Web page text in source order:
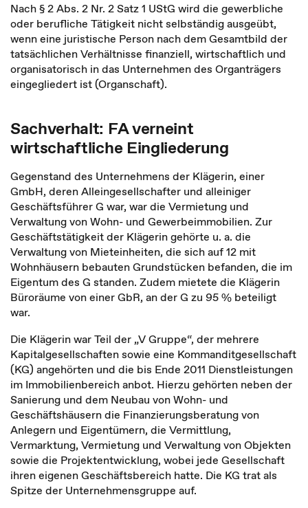
Nach § 2 Abs. 2 Nr. 2 Satz 1 UStG wird die gewerbliche
oder berufliche Tätigkeit nicht selbständig ausgeübt,
wenn eine juristische Person nach dem Gesamtbild der
tatsächlichen Verhältnisse finanziell, wirtschaftlich und
organisatorisch in das Unternehmen des Organträgers
eingegliedert ist (Organschaft).
Sachverhalt: FA verneint
wirtschaftliche Eingliederung
Gegenstand des Unternehmens der Klägerin, einer
GmbH, deren Alleingesellschafter und alleiniger
Geschäftsführer G war, war die Vermietung und
Verwaltung von Wohn- und Gewerbeimmobilien. Zur
Geschäftstätigkeit der Klägerin gehörte u. a. die
Verwaltung von Mieteinheiten, die sich auf 12 mit
Wohnhäusern bebauten Grundstücken befanden, die im
Eigentum des G standen. Zudem mietete die Klägerin
Büroräume von einer GbR, an der G zu 95 % beteiligt
war.
Die Klägerin war Teil der „V Gruppe“, der mehrere
Kapitalgesellschaften sowie eine Kommanditgesellschaft
(KG) angehörten und die bis Ende 2011 Dienstleistungen
im Immobilienbereich anbot. Hierzu gehörten neben der
Sanierung und dem Neubau von Wohn- und
Geschäftshäusern die Finanzierungsberatung von
Anlegern und Eigentümern, die Vermittlung,
Vermarktung, Vermietung und Verwaltung von Objekten
sowie die Projektentwicklung, wobei jede Gesellschaft
ihren eigenen Geschäftsbereich hatte. Die KG trat als
Spitze der Unternehmensgruppe auf.